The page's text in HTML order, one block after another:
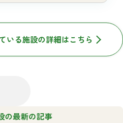
いる施設の詳細はこちら
の最新の記事